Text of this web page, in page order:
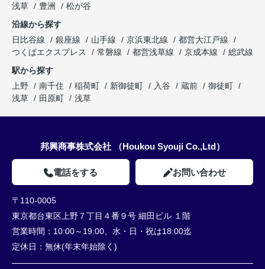
浅草
豊洲
松が谷
沿線から探す
日比谷線
銀座線 山手線 京浜東北線
都営大江戸線
つくばエクスプレス
常磐線 都営浅草線 京成本線
総武線
駅から探す
上野
南千住 稲荷町 新御徒町 入谷 蔵前
御徒町
浅草
田原町 浅草
邦興商事株式会社 （Houkou Syouji Co.,Ltd）
電話をする お問い合わせ
〒110-0005
東京都台東区上野７丁目４番９号 細田ビル １階
営業時間： 10:00～19:00、水・日・祝は18:00迄
定休日： 無休(年末年始除く)